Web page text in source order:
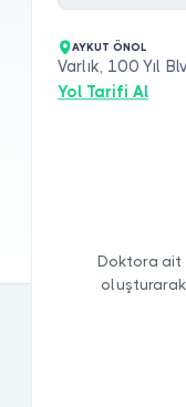
AYKUT ÖNOL
Varlık, 100 Yıl
Yol Tarifi Al
Doktora ait